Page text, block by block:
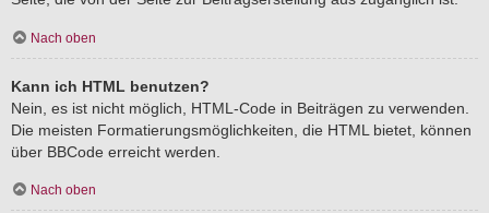
Nach oben
Kann ich HTML benutzen?
Nein, es ist nicht möglich, HTML-Code in Beiträgen zu verwenden.
Die meisten Formatierungsmöglichkeiten, die HTML bietet, können
über BBCode erreicht werden.
Nach oben